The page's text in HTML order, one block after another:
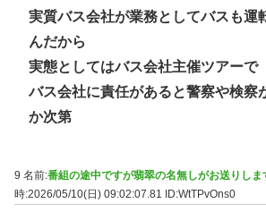
実質バス会社が業務としてバスも運
んだから
実態としてはバス会社主催ツアーで
バス会社に責任があると警察や検察
か次第
9 名前:番組の途中ですが翡翠の名無しがお送りしま
時:2026/05/10(日) 09:02:07.81
ID:WtTPvOns0